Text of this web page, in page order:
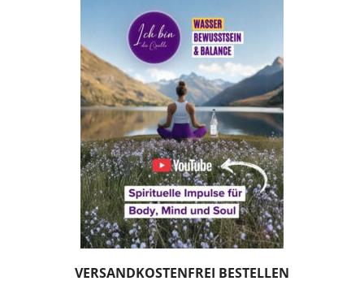
VERSANDKOSTENFREI BESTELLEN